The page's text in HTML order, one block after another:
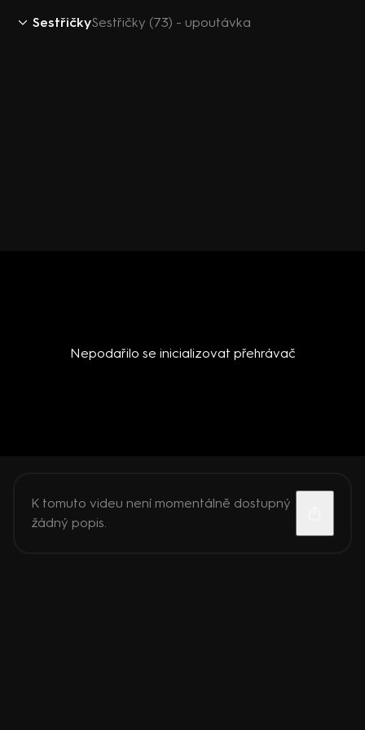
SestřičkySestřičky (73) - upoutávka
Nepodařilo se inicializovat přehrávač
K tomuto videu není momentálně dostupný
žádný popis.